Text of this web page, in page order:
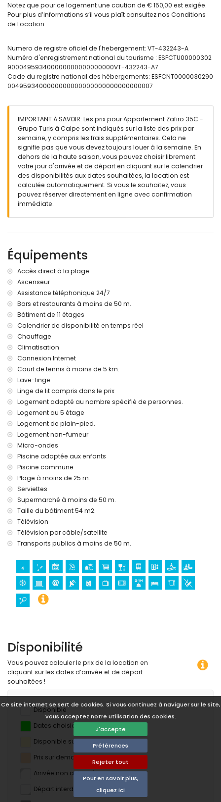
Ce site internet se sert de cookies. Si vous continuez à naviguer sur le site,
vous acceptez notre utilisation des cookies.
J'accepte
Préférences
Rejeter tout
Pour en savoir plus,
cliquez ici
🏊 Piscine communautaire et douche extérieure.
Informations utiles:
🚫 Les animaux ne sont pas admis.
📦 Linge de lit, serviettes de toilette et torchons de cuisine inclus.
📞 Service d'assistance téléphonique d'urgence 24h/24.
Notez que pour ce logement une caution de € 150,00 est exigée.
Pour plus d’informations s’il vous plaît consultez nos Conditions
de Location.
Numero de registre oficiel de l'hebergement: VT-432243-A
Numéro d'enregistrement national du tourisme : ESFCTU00000302
900049593400000000000000000VT-432243-A7
Code du registre national des hébergements: ESFCNT0000030290
0049593400000000000000000000000000007
IMPORTANT À SAVOIR: Les prix pour Appartement Zafiro 35C -
Grupo Turis à Calpe sont indiqués sur la liste des prix par
semaine, y compris les frais supplémentaires. Cela ne
signifie pas que vous devez toujours louer à la semaine. En
dehors de la haute saison, vous pouvez choisir librement
votre jour d'arrivée et de départ en cliquant sur le calendrier
des disponibilités aux dates souhaitées, la location est
calculée automatiquement. Si vous le souhaitez, vous
pouvez réserver directement en ligne avec confirmation
immédiate.
Équipements
Accès direct à la plage
Ascenseur
Assistance téléphonique 24/7
Bars et restaurants à moins de 50 m.
Bâtiment de 11 étages
Calendrier de disponibilité en temps réel
Chauffage
Climatisation
Connexion Internet
Court de tennis à moins de 5 km.
Lave-linge
Linge de lit compris dans le prix
Logement adapté au nombre spécifié de personnes.
Logement au 5 étage
Logement de plain-pied.
Logement non-fumeur
Micro-ondes
Piscine adaptée aux enfants
Piscine commune
Plage à moins de 25 m.
Serviettes
Supermarché à moins de 50 m.
Taille du bâtiment 54 m2.
Télévision
Télévision par câble/satellite
Transports publics à moins de 50 m.
Disponibilité
Vous pouvez calculer le prix de la location en
cliquant sur les dates d’arrivée et de départ
souhaitées !
Disponible
Dates choisies
Disponible sur demande
Prix ​​sur demande
Arrivée non autorisée
Départ interdit